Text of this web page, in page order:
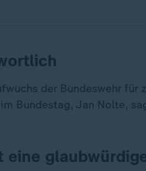
der Bundeswehr für
Bundestag, Jan Nolte,
eine